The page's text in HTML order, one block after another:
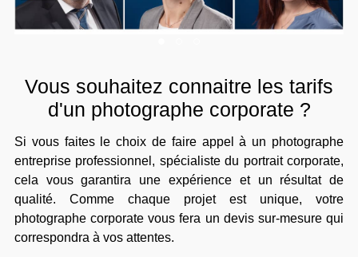
Vous souhaitez connaitre les tarifs
d'un photographe corporate ?
Si vous faites le choix de faire appel à un photographe
entreprise professionnel, spécialiste du portrait corporate,
cela vous garantira une expérience et un résultat de
qualité. Comme chaque projet est unique, votre
photographe corporate vous fera un devis sur-mesure qui
correspondra à vos attentes.